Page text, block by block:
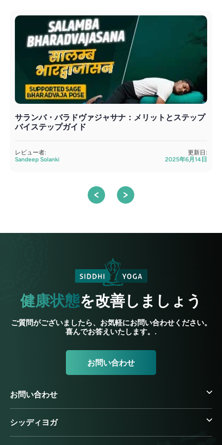
サランバ・バラドヴァジャサナ：メリットとステップ
バイステップガイド
レビュー者:
Sandeep Solanki
更新日:
2025年6月14日
健康状態を改善しましょう
ご質問がございましたら、お気軽にお問い合わせください。
喜んでお答えいたします。.
お問い合わせ
お問い合わせ
シッディヨガ